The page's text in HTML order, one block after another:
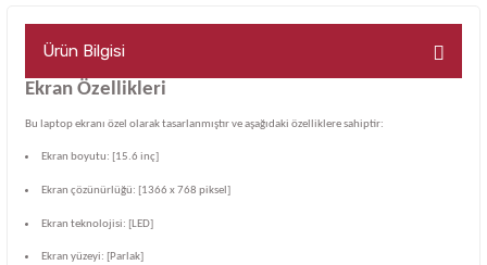
Ürün Bilgisi
Ekran Özellikleri
Bu laptop ekranı özel olarak tasarlanmıştır ve aşağıdaki özelliklere sahiptir:
Ekran boyutu: [15.6 inç]
Ekran çözünürlüğü: [1366 x 768 piksel]
Ekran teknolojisi: [LED]
Ekran yüzeyi: [Parlak]